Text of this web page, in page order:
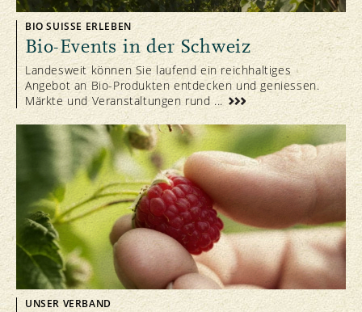
BIO SUISSE ERLEBEN
Bio-Events in der Schweiz
Landesweit können Sie laufend ein reichhaltiges
Angebot an Bio-Produkten entdecken und geniessen.
Märkte und Veranstaltungen rund ...
UNSER VERBAND